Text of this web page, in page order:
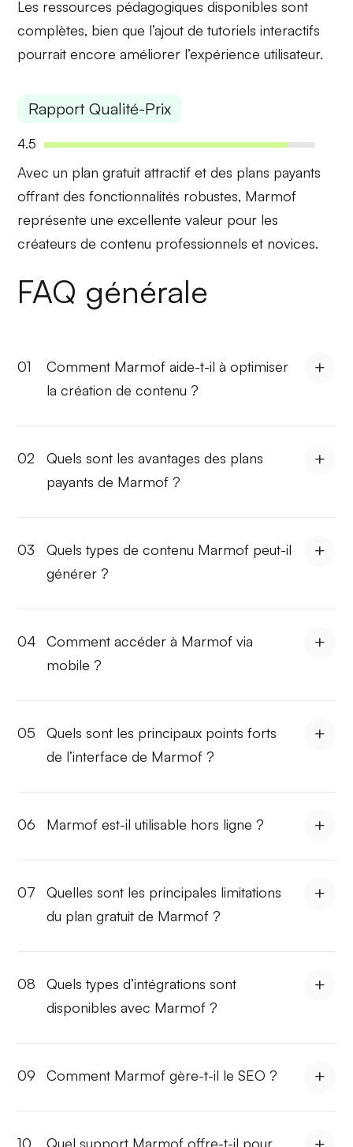
Les ressources pédagogiques disponibles sont
complètes, bien que l’ajout de tutoriels interactifs
pourrait encore améliorer l’expérience utilisateur.
Rapport Qualité-Prix
4.5
Avec un plan gratuit attractif et des plans payants
offrant des fonctionnalités robustes, Marmof
représente une excellente valeur pour les
créateurs de contenu professionnels et novices.
FAQ générale
01
Comment Marmof aide-t-il à optimiser
la création de contenu ?
02
Quels sont les avantages des plans
payants de Marmof ?
03
Quels types de contenu Marmof peut-il
générer ?
04
Comment accéder à Marmof via
mobile ?
05
Quels sont les principaux points forts
de l’interface de Marmof ?
06 Marmof est-il utilisable hors ligne ?
07
Quelles sont les principales limitations
du plan gratuit de Marmof ?
08
Quels types d’intégrations sont
disponibles avec Marmof ?
09 Comment Marmof gère-t-il le SEO ?
10 Quel support Marmof offre-t-il pour